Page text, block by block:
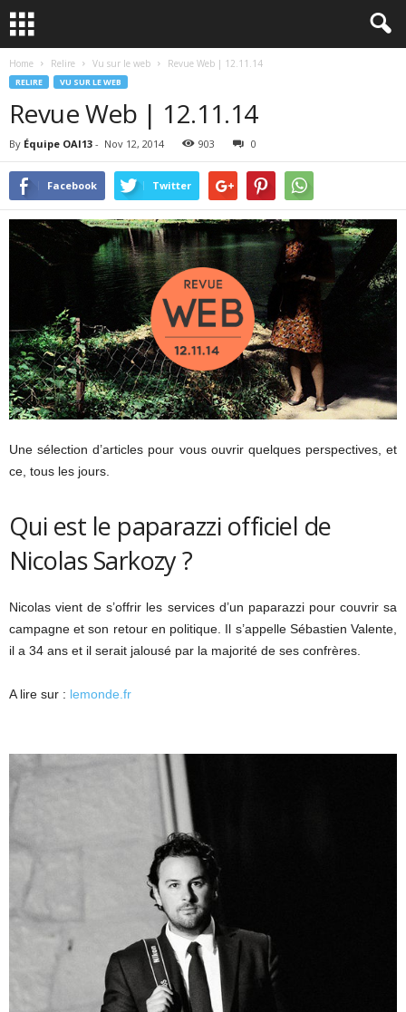
Home Relire Vu sur le web Revue Web | 12.11.14
RELIRE VU SUR LE WEB
Revue Web | 12.11.14
By Équipe OAI13 - Nov 12, 2014 903 0
Facebook Twitter
Une sélection d’articles pour vous ouvrir quelques perspectives, et
ce, tous les jours.
Qui est le paparazzi officiel de
Nicolas Sarkozy ?
Nicolas vient de s’offrir les services d’un paparazzi pour couvrir sa
campagne et son retour en politique. Il s’appelle Sébastien Valente,
il a 34 ans et il serait jalousé par la majorité de ses confrères.
A lire sur : lemonde.fr